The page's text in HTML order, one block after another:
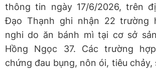
thông tin ngày 17/6/2026, trên
Đạo Thạnh ghi nhận 22 trường
nghi do ăn bánh mì tại cơ sở
Hồng Ngọc 37. Các trường
chứng đau bụng, nôn ói, tiêu